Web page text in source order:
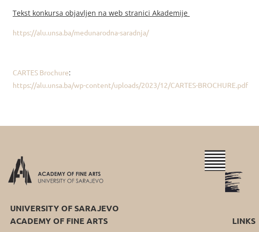
Tekst konkursa objavljen na web stranici Akademije
https://alu.unsa.ba/medunarodna-saradnja/
CARTES Brochure:
https://alu.unsa.ba/wp-content/uploads/2023/12/CARTES-BROCHURE.pdf
UNIVERSITY OF SARAJEVO
ACADEMY OF FINE ARTS
LINKS